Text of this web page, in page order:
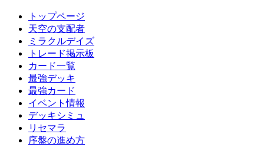
トップページ
天空の支配者
ミラクルデイズ
トレード掲示板
カード一覧
最強デッキ
最強カード
イベント情報
デッキシミュ
リセマラ
序盤の進め方